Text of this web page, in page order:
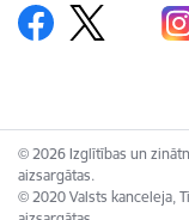
© 2026 Izglītības un
aizsargātas.
© 2020 Valsts kanceleja,